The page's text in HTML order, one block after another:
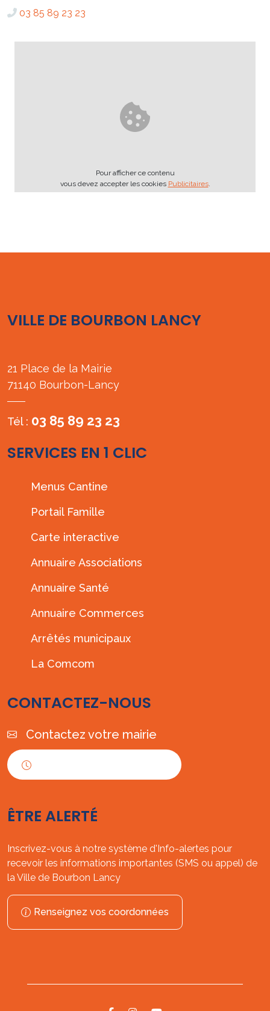
03 85 89 23 23
Pour afficher ce contenu
vous devez accepter les cookies Publicitaires.
VILLE DE BOURBON LANCY
21 Place de la Mairie
71140 Bourbon-Lancy
Tél : 03 85 89 23 23
SERVICES EN 1 CLIC
Menus Cantine
Portail Famille
Carte interactive
Annuaire Associations
Annuaire Santé
Annuaire Commerces
Arrêtés municipaux
La Comcom
CONTACTEZ-NOUS
Contactez votre mairie
ÊTRE ALERTÉ
Inscrivez-vous à notre système d'Info-alertes pour
recevoir les informations importantes (SMS ou appel) de
la Ville de Bourbon Lancy
Renseignez vos coordonnées